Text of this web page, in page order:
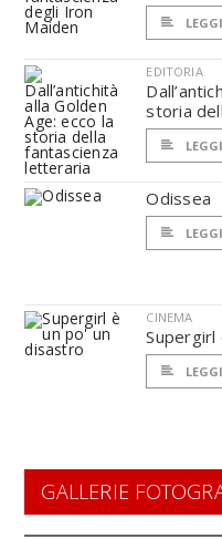
LEGGI
EDITORIA
storia
LEGGI
Odissea
LEGGI
CINEMA
Supergirl
LEGGI
GALLERIE